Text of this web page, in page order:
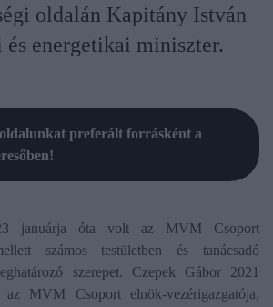
oldalán Kapitány István
és energetikai miniszter.
preferált forrásként a
januárja óta volt az MVM Csoport
számos testületben és tanácsadó
szerepet. Czepek Gábor 2021
az MVM Csoport elnök-vezérigazgatója,